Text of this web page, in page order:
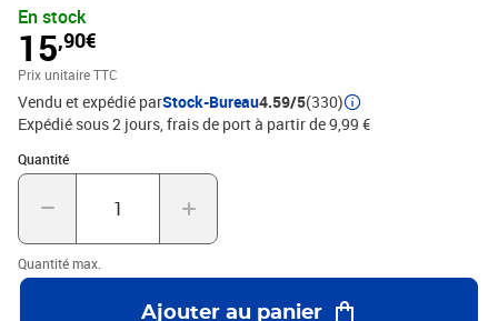
En stock
15,90€
Prix unitaire TTC
Vendu et expédié parStock-Bureau4.59/5(330)
Expédié sous 2 jours, frais de port à partir de 9,99 €
Quantité
Quantité : 1
Quantité max.
Ajouter au panier